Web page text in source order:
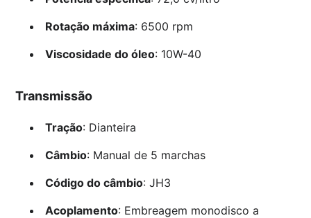
Rotação máxima: 6500 rpm
Viscosidade do óleo: 10W-40
Transmissão
Tração: Dianteira
Câmbio: Manual de 5 marchas
Código do câmbio: JH3
Acoplamento: Embreagem monodisco a